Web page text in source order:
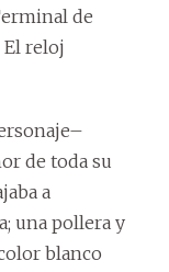
de
El reloj
de toda su
a
una pollera y
blanco